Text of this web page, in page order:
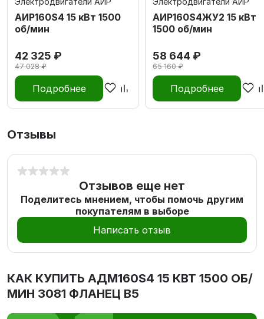
АИР160S4 15 кВт 1500
об/мин
42 325 ₽
47 028 ₽
Подробнее
АИР160S4ЖУ2 15 кВт
1500 об/мин
58 644 ₽
65 160 ₽
Подробнее
Отзывы
Отзывов еще нет
Поделитесь мнением, чтобы помочь другим
покупателям в выборе
Написать отзыв
КАК КУПИТЬ АДМ160S4 15 КВТ 1500 ОБ/
МИН 3081 ФЛАНЕЦ В5